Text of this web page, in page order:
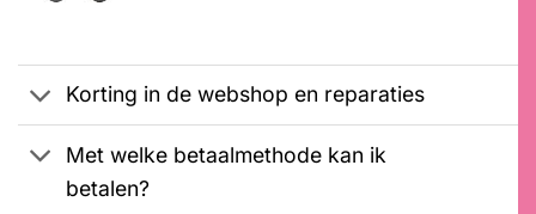
klantbeoordelingen
Korting in de webshop en reparaties
Met welke betaalmethode kan ik
betalen?